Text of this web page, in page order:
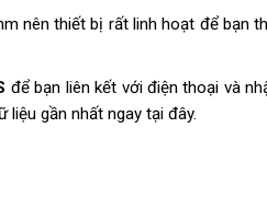
nên thiết bị rất linh hoạt để bạn
để bạn liên kết với điện thoại và
gần nhất ngay tại đây.